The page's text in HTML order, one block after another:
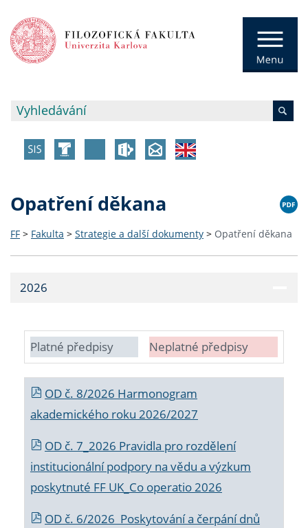
Opatření děkana
FF > Fakulta > Strategie a další dokumenty > Opatření děkana
2026
Platné předpisy Neplatné předpisy
OD č. 8/2026 Harmonogram
akademického roku 2026/2027
OD č. 7_2026 Pravidla pro rozdělení
institucionální podpory na vědu a výzkum
poskytnuté FF UK_Co operatio 2026
OD č. 6/2026 Poskytování a čerpání dnů